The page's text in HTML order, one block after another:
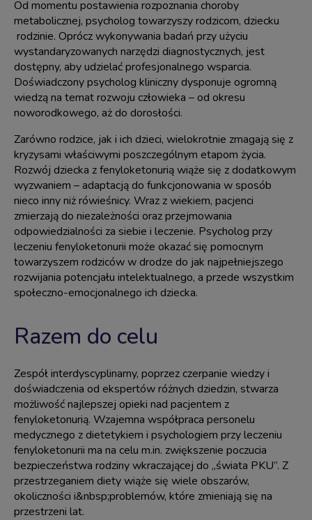
Od momentu postawienia rozpoznania choroby
metabolicznej, psycholog towarzyszy rodzicom, dziecku
rodzinie. Oprócz wykonywania badań przy użyciu
wystandaryzowanych narzędzi diagnostycznych, jest
dostępny, aby udzielać profesjonalnego wsparcia.
Doświadczony psycholog kliniczny dysponuje ogromną
wiedzą na temat rozwoju człowieka – od okresu
noworodkowego, aż do dorosłości.
Zarówno rodzice, jak i ich dzieci, wielokrotnie zmagają się z
kryzysami właściwymi poszczególnym etapom życia.
Rozwój dziecka zfenyloketonuriąwiąże się z dodatkowym
wyzwaniem – adaptacją do funkcjonowania w sposób
nieco inny niż rówieśnicy. Wraz z wiekiem, pacjenci
zmierzają do niezależności oraz przejmowania
odpowiedzialności za siebie i leczenie. Psycholog przy
leczeniu fenyloketonurii może okazać się pomocnym
towarzyszem rodziców w drodze do jak najpełniejszego
rozwijania potencjału intelektualnego, a przede wszystkim
społeczno-emocjonalnego ich dziecka.
Razem do celu
Zespół interdyscyplinarny, poprzez czerpanie wiedzy i
doświadczenia od ekspertów różnych dziedzin, stwarza
możliwość najlepszej opieki nad pacjentem z
fenyloketonurią. Wzajemna współpraca personelu
medycznego z dietetykiem i psychologiem przy leczeniu
fenyloketonurii ma na celu m.in. zwiększenie poczucia
bezpieczeństwa rodziny wkraczającej do „świata PKU”. Z
przestrzeganiem diety wiąże się wiele obszarów,
okoliczności i&nbsp;problemów, które zmieniają się na
przestrzeni lat.